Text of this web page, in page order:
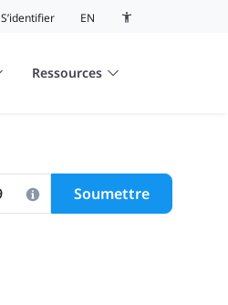
S’identifier
EN
Ressources
Soumettre